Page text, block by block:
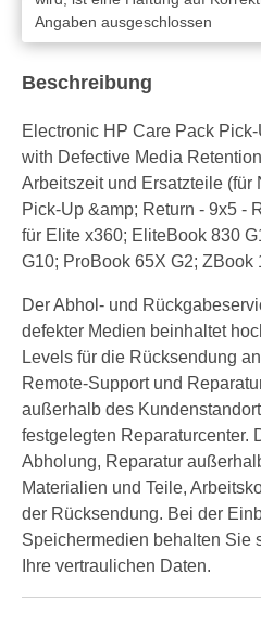
Angaben ausgeschlossen
Beschreibung
Electronic HP Care Pack
with Defective Media
Arbeitszeit und Ersatzteile (für
Pick-Up &amp; Return - 9x5 -
für Elite x360; EliteBook 830
G10; ProBook 65X G2; ZBook
Der Abhol- und
defekter Medien beinhaltet
Levels für die Rücksendung
Remote-Support und
außerhalb des
festgelegten Reparaturcenter.
Abholung, Reparatur
Materialien und Teile,
der Rücksendung. Bei der
Speichermedien behalten Sie
Ihre vertraulichen Daten.